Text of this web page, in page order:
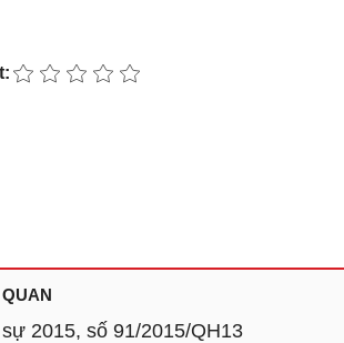
2015, số 91/2015/QH13